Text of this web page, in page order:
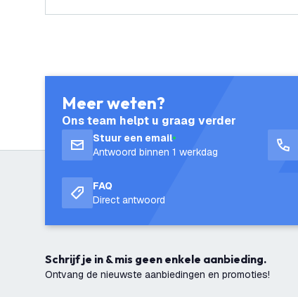
Meer weten?
Ons team helpt u graag verder
Stuur een email
Antwoord binnen 1 werkdag
FAQ
Direct antwoord
Schrijf je in & mis geen enkele aanbieding.
Ontvang de nieuwste aanbiedingen en promoties!